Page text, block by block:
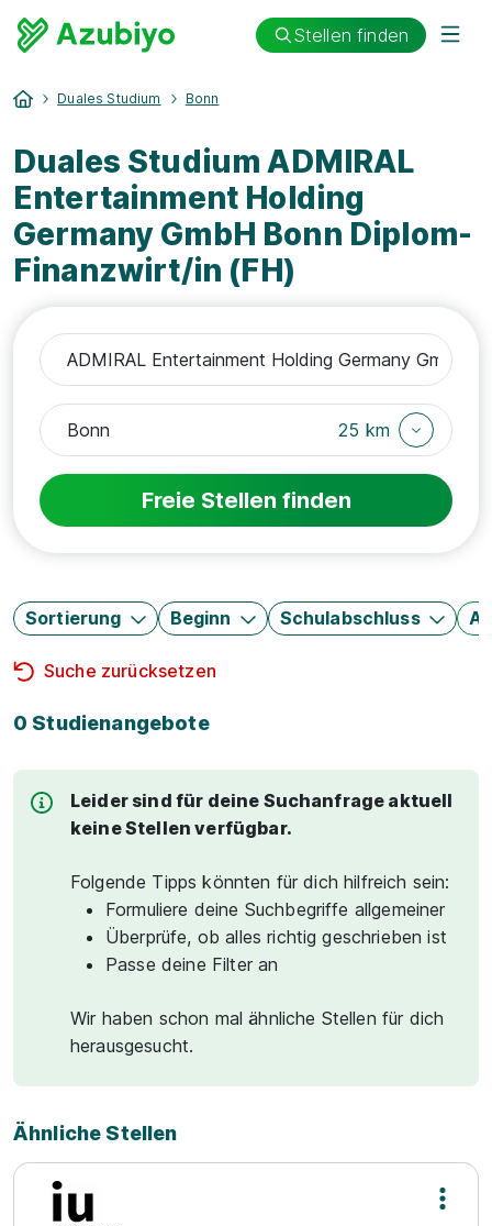
Stellen finden
Duales Studium Bonn
Duales Studium ADMIRAL
Entertainment Holding
Germany GmbH Bonn Diplom-
Finanzwirt/in (FH)
25 km
Freie Stellen finden
Sortierung Beginn Schulabschluss
Suche zurücksetzen
0 Studienangebote
Leider sind für deine Suchanfrage aktuell
keine Stellen verfügbar.
Folgende Tipps könnten für dich hilfreich sein:
Formuliere deine Suchbegriffe allgemeiner
Überprüfe, ob alles richtig geschrieben ist
Passe deine Filter an
Wir haben schon mal ähnliche Stellen für dich
herausgesucht.
Ähnliche Stellen